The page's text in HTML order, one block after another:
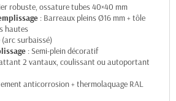
robuste, ossature tubes 40×40 mm
: Barreaux pleins Ø16 mm + tôle
hautes
surbaissé)
: Semi-plein décoratif
2 vantaux, coulissant ou autoportant
anticorrosion + thermolaquage RAL